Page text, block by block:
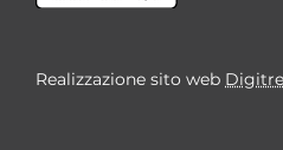
Realizzazione sito web